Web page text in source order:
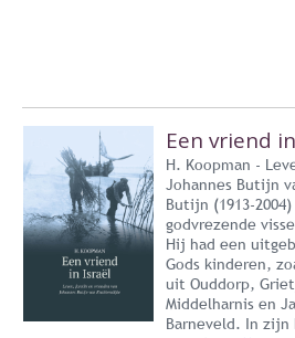
Een vriend
H. Koopman -
Johannes Butijn
Butijn (1913-
godvrezende
Hij had een
Gods kinderen,
uit Ouddorp,
Middelharnis en
Barneveld. In